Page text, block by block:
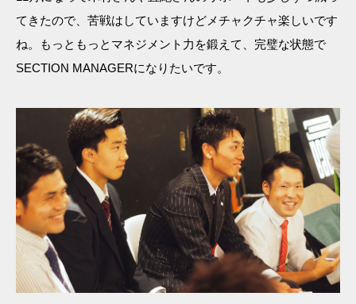
てきたので、苦戦はしていますけどメチャクチャ楽しいです
ね。もっともっとマネジメント力を鍛えて、完璧な状態で
SECTION MANAGERになりたいです。